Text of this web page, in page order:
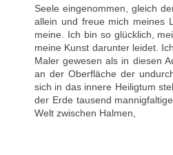
Seele eingenommen, gleich
allein und freue mich meines
meine. Ich bin so glücklich,
meine Kunst darunter leidet.
Maler gewesen als in diesen
an der Oberfläche der
sich in das innere Heiligtum
der Erde tausend
Welt zwischen Halmen,